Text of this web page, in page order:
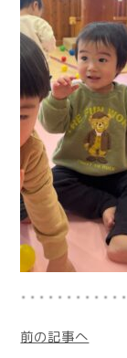
前の記事へ